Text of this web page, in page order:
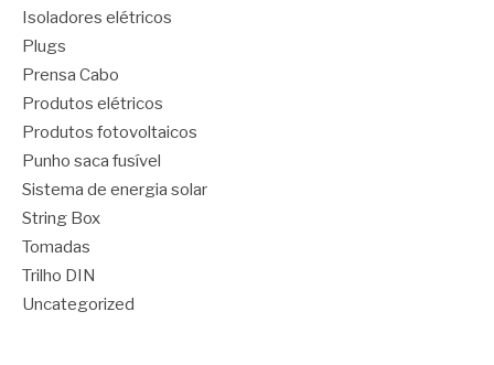
Isoladores elétricos
Plugs
Prensa Cabo
Produtos elétricos
Produtos fotovoltaicos
Punho saca fusível
Sistema de energia solar
String Box
Tomadas
Trilho DIN
Uncategorized